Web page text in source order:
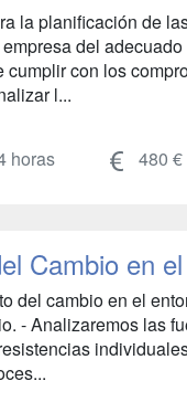
la planificación de
del
con los
l...
horas 480 €
Cambio en
del cambio en el
- Analizaremos las